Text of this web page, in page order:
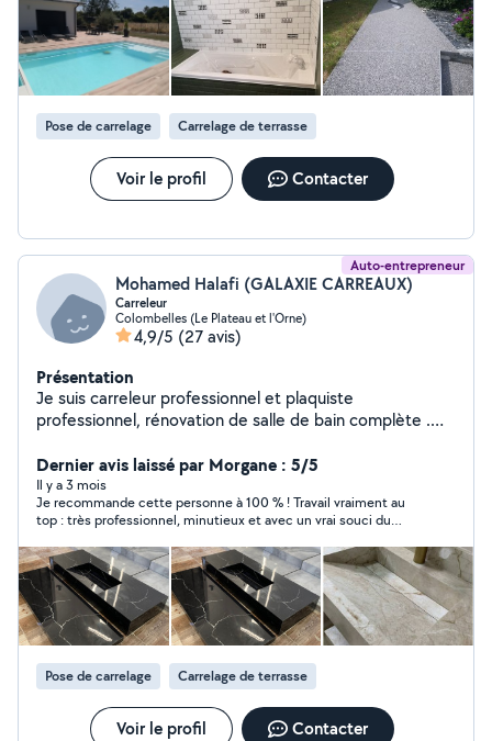
Pose de carrelage Carrelage de terrasse
Voir le profil Contacter
Auto-entrepreneur
Mohamed Halafi (GALAXIE CARREAUX)
Carreleur
Colombelles (Le Plateau et l'Orne)
4,9/5 (27 avis)
Présentation
Je suis carreleur professionnel et plaquiste
professionnel, rénovation de salle de bain complète .
pour votre confiance.
Dernier avis laissé par Morgane : 5/5
Il y a 3 mois
Je recommande cette personne à 100 % ! Travail vraiment au
top : très professionnel, minutieux et avec un vrai souci du
toujours disponible. Très réactif du début à la fin, il a été aux
petits soins et de très bon conseil pour nous guider dans nos
choix. C’est rare de tomber sur quelqu’un d’aussi sérieux et
humain à la fois. Vous pouvez y aller les yeux fermés !
Pose de carrelage Carrelage de terrasse
Voir le profil Contacter